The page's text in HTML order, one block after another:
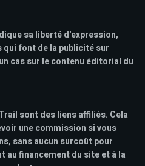
sa liberté d'expression,
qui font de la publicité sur
cas sur le contenu éditorial du
sont des liens affiliés. Cela
une commission si vous
sans aucun surcoût pour
au financement du site et à la